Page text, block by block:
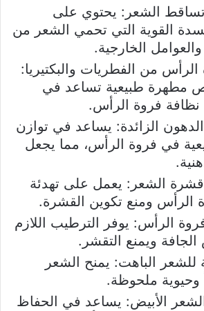
الشعر: يحتوي على
القوية التي تحمي الشعر من
والعوامل الخارجية.
من الفطريات والبكتيريا:
مطهرة طبيعية تساعد في
فروة الرأس.
الزائدة: يساعد في توازن
في فروة الرأس، مما يجعل
الشعر: يعمل على تهدئة
الرأس ومنع تكوين القشرة.
الرأس: يوفر الترطيب اللازم
ويمنع التقشر.
للشعر الباهت: يمنح الشعر
وحيوية ملحوظة.
الأبيض: يساعد في الحفاظ